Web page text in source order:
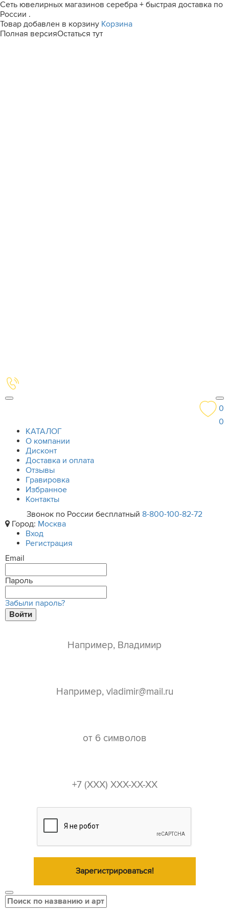
Сеть ювелирных магазинов серебра + быстрая доставка по
России .
Товар добавлен в корзину Корзина
Полная версияОстаться тут
0
0
КАТАЛОГ
О компании
Дисконт
Доставка и оплата
Отзывы
Гравировка
Избранное
Контакты
Звонок по России бесплатный 8-800-100-82-72
Город: Москва
Вход
Регистрация
Email
Пароль
Забыли пароль?
Войти
Зарегистрироваться!